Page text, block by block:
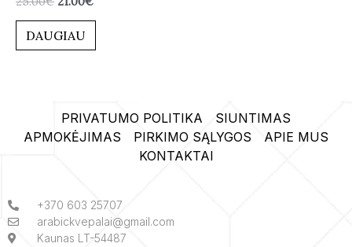
iš
DAUGIAU
PRIVATUMO POLITIKA
SIUNTIMAS
APMOKĖJIMAS
PIRKIMO SĄLYGOS
APIE MUS
KONTAKTAI
+370 603 25707
arabickvepalai@gmail.com
Kaunas LT-54487